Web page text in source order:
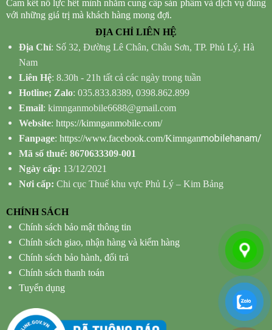
Cam kết nỗ lực hết mình nhằm cung cấp sản phẩm và dịch vụ đúng
với những giá trị mà khách hàng mong đợi.
ĐỊA CHỈ LIÊN HỆ
Địa Chỉ: Số 32, Đường Lê Chân, Châu Sơn, TP. Phủ Lý, Hà
Nam
Liên Hệ: 8.30h - 21h tất cả các ngày trong tuần
Hotline; Zalo: 035.833.8389, 0398.862.899
Email: kimnganmobile6688@gmail.com
Website: https://kimnganmobile.com/
Fanpage: https://www.facebook.com/Kimnganmobilehanam/
Mã số thuế: 8670633309-001
Ngày cấp: 13/12/2021
Nơi cấp: Chi cục Thuế khu vực Phủ Lý – Kim Bảng
CHÍNH SÁCH
Chính sách bảo mật thông tin
Chính sách giao, nhận hàng và kiểm hàng
Chính sách bảo hành, đổi trả
Chính sách thanh toán
Tuyển dụng